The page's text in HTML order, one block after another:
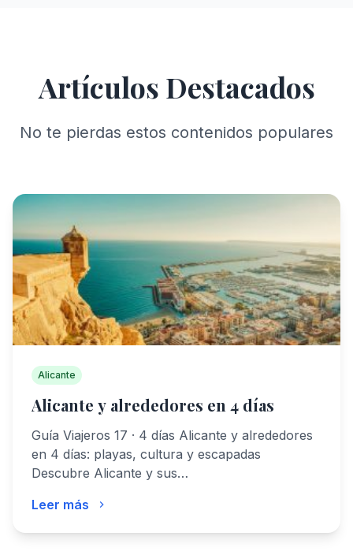
Artículos Destacados
No te pierdas estos contenidos populares
Alicante
Alicante y alrededores en 4 días
Guía Viajeros 17 · 4 días Alicante y alrededores
en 4 días: playas, cultura y escapadas
Descubre Alicante y sus…
Leer más